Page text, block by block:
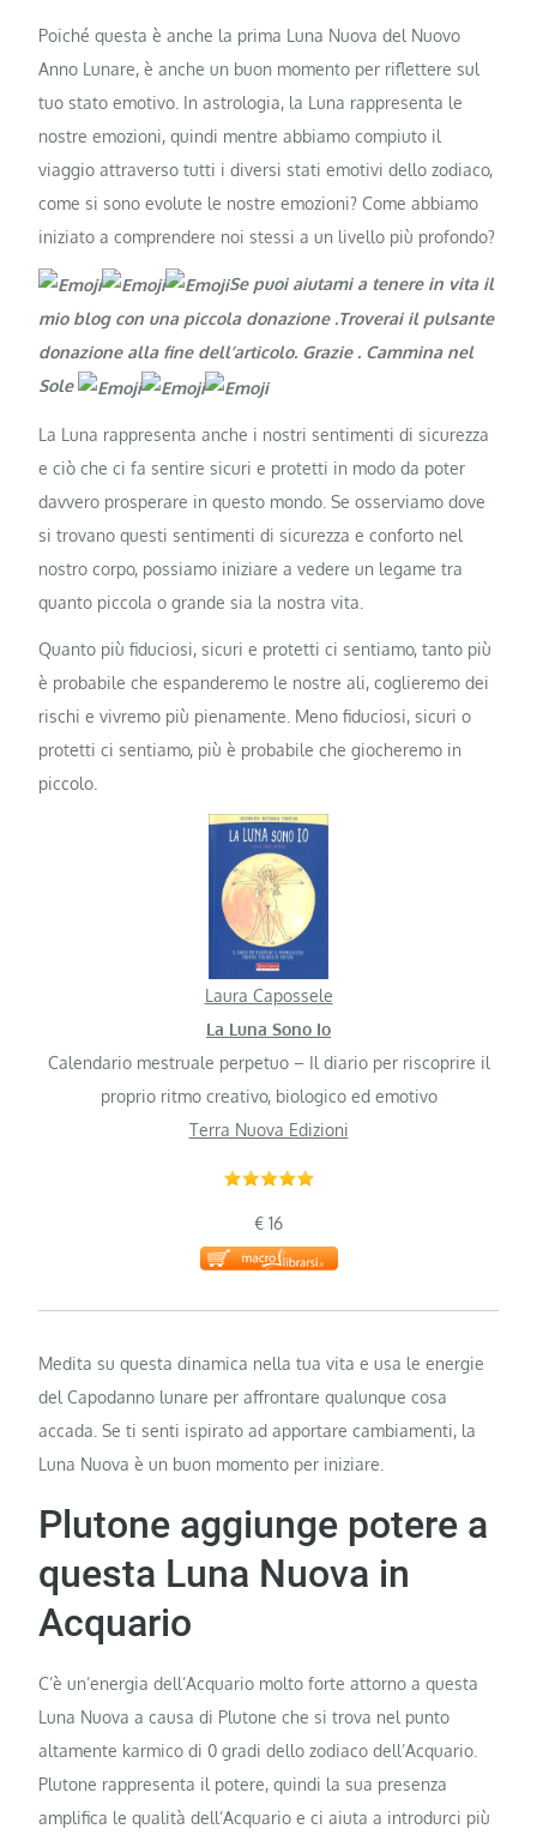
Poiché questa è anche la prima Luna Nuova del Nuovo
Anno Lunare, è anche un buon momento per riflettere sul
tuo stato emotivo. In astrologia, la Luna rappresenta le
nostre emozioni, quindi mentre abbiamo compiuto il
viaggio attraverso tutti i diversi stati emotivi dello zodiaco,
come si sono evolute le nostre emozioni? Come abbiamo
iniziato a comprendere noi stessi a un livello più profondo?
Se puoi aiutami a tenere in vita il
mio blog con una piccola donazione .Troverai il pulsante
donazione alla fine dell’articolo. Grazie. Cammina nel
Sole
La Luna rappresenta anche i nostri sentimenti di sicurezza
e ciò che ci fa sentire sicuri e protetti in modo da poter
davvero prosperare in questo mondo. Se osserviamo dove
si trovano questi sentimenti di sicurezza e conforto nel
nostro corpo, possiamo iniziare a vedere un legame tra
quanto piccola o grande sia la nostra vita.
Quanto più fiduciosi, sicuri e protetti ci sentiamo, tanto più
è probabile che espanderemo le nostre ali, coglieremo dei
rischi e vivremo più pienamente. Meno fiduciosi, sicuri o
protetti ci sentiamo, più è probabile che giocheremo in
piccolo.
Laura Capossele
La Luna Sono Io
Calendario mestruale perpetuo – Il diario per riscoprire il
proprio ritmo creativo, biologico ed emotivo
Terra Nuova Edizioni
€ 16
Medita su questa dinamica nella tua vita e usa le energie
del Capodanno lunare per affrontare qualunque cosa
accada. Se ti senti ispirato ad apportare cambiamenti, la
Luna Nuova è un buon momento per iniziare.
Plutone aggiunge potere a
questa Luna Nuova in
Acquario
C’è un’energia dell’Acquario molto forte attorno a questa
Luna Nuova a causa di Plutone che si trova nel punto
altamente karmico di 0 gradi dello zodiaco dell’Acquario.
Plutone rappresenta il potere, quindi la sua presenza
amplifica le qualità dell’Acquario e ci aiuta a introdurci più